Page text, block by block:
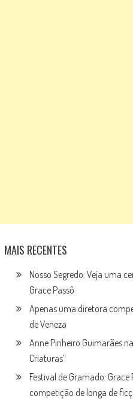
MAIS RECENTES
Nosso Segredo: Veja uma
Grace Passô
Apenas uma diretora
de Veneza
Anne Pinheiro Guimarães
Criaturas”
Festival de Gramado:
competição de longa de